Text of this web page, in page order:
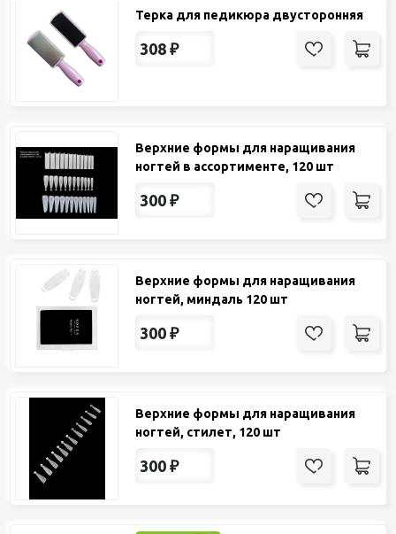
Терка для педикюра двусторонняя
308 ₽
Верхние формы для наращивания
ногтей в ассортименте, 120 шт
300 ₽
Верхние формы для наращивания
ногтей, миндаль 120 шт
300 ₽
Верхние формы для наращивания
ногтей, стилет, 120 шт
300 ₽